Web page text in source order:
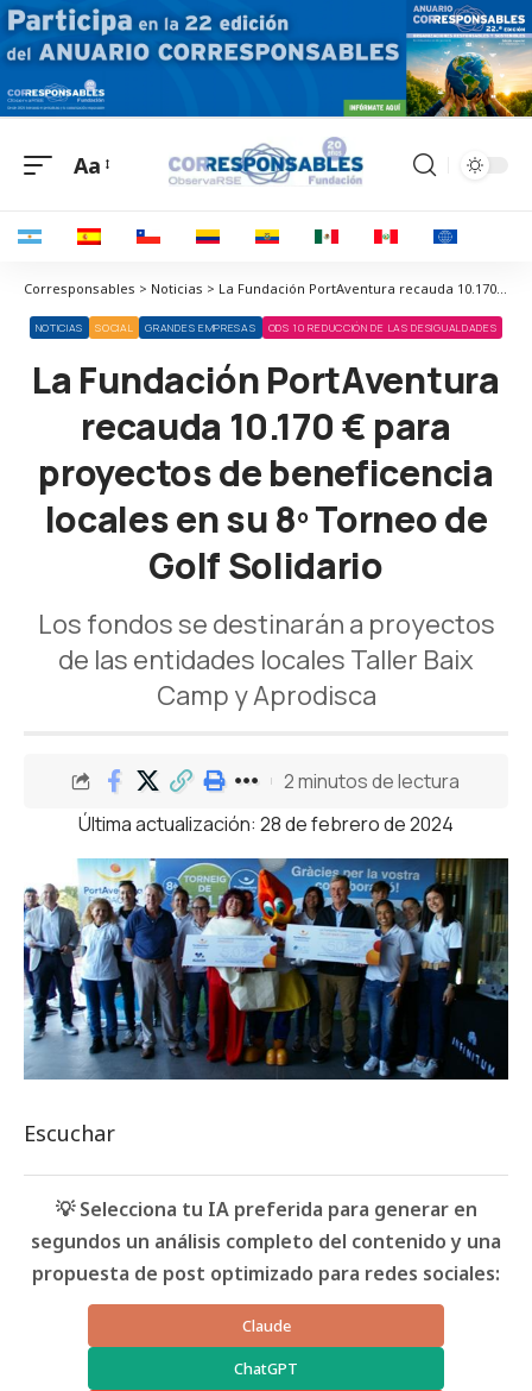
Aa
Corresponsables > Noticias > La Fundación PortAventura recauda 10.170 € para proyectos de beneficencia locales en su 8º Torneo de Golf Solidario
NOTICIAS SOCIAL GRANDES EMPRESAS ODS 10 REDUCCIÓN DE LAS DESIGUALDADES
La Fundación PortAventura
recauda 10.170 € para
proyectos de beneficencia
locales en su 8º Torneo de
Golf Solidario
Los fondos se destinarán a proyectos
de las entidades locales Taller Baix
Camp y Aprodisca
Última actualización: 28 de febrero de 2024
2 minutos de lectura
Escuchar
💡 Selecciona tu IA preferida para generar en
segundos un análisis completo del contenido y una
propuesta de post optimizado para redes sociales:
Claude
ChatGPT